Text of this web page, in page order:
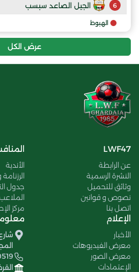
6 الجيل الصاعد سبسب
الهبوط
عرض الكل
LWF47
عن الرابطة
النشرة الرسمية
وثائق للتحميل
نصوص و قوانين
اتصل بنا
الأندية
الرزنامة
جدول
مركز
الإعلام
الأخبار
معرض الفيديوهات
معرض الصور
الإعتمادات